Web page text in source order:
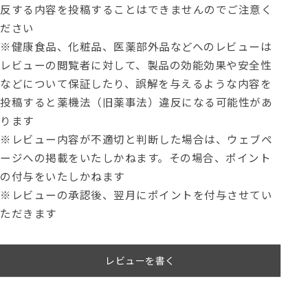
反する内容を投稿することはできませんのでご注意く
ださい
※健康食品、化粧品、医薬部外品などへのレビューは
レビューの閲覧者に対して、製品の効能効果や安全性
などについて保証したり、誤解を与えるような内容を
投稿すると薬機法（旧薬事法）違反になる可能性があ
ります
※レビュー内容が不適切と判断した場合は、ウェブペ
ージへの掲載をいたしかねます。その場合、ポイント
の付与をいたしかねます
※レビューの承認後、翌月にポイントを付与させてい
ただきます
レビューを書く